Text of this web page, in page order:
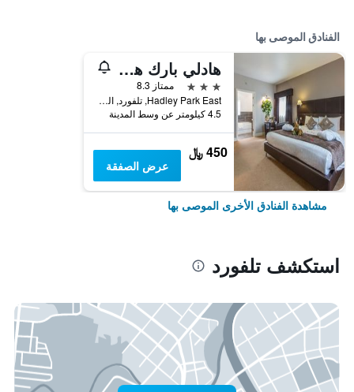
الفنادق الموصى بها
هادلي بارك هاوس هوتل
3 نجوم
ممتاز 8.3
Hadley Park East, تلفورد, المملكة المتحدة
4.5 كيلومتر عن وسط المدينة
450 ﷼
عرض الصفقة
مشاهدة الفنادق الأخرى الموصى بها
استكشف تلفورد